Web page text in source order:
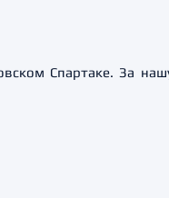
Спартаке. За